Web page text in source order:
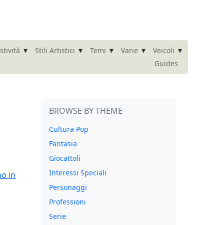
▾ Stili Artistici ▾ Temi ▾ Varie ▾ Veicoli ▾
Guides
BROWSE BY THEME
Cultura Pop
Fantasia
Giocattoli
Interessi Speciali
Personaggi
Professioni
Serie